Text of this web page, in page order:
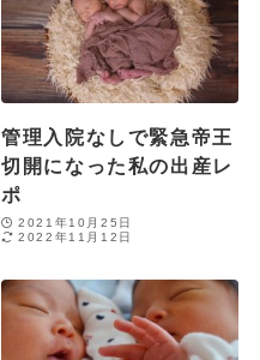
管理入院なしで緊急帝王
切開になった私の出産レ
ポ
2021年10月25日
2022年11月12日